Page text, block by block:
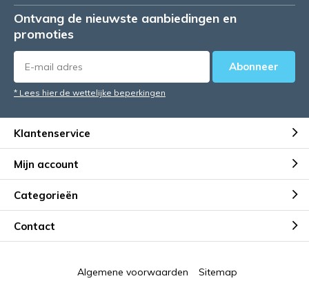
Ontvang de nieuwste aanbiedingen en
promoties
Abonneer
* Lees hier de wettelijke beperkingen
Klantenservice
Mijn account
Categorieën
Contact
Algemene voorwaarden Sitemap